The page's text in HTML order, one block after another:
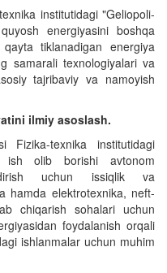
institutidagi "Geliopoli-
energiyasini boshqa
tiklanadigan energiya
samarali texnologiyalari va
tajribaviy va namoyish
ilmiy asoslash.
texnika institutidagi
ish olib borishi avtonom
uchun issiqlik va
hamda elektrotexnika, neft-
chiqarish sohalari uchun
foydalanish orqali
ishlanmalar uchun muhim